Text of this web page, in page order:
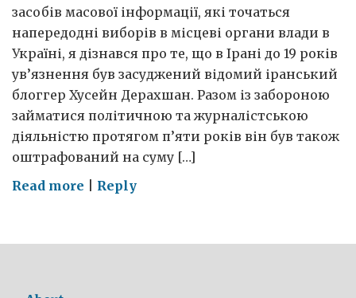
засобів масової інформації, які точаться
напередодні виборів в місцеві органи влади в
Україні, я дізнався про те, що в Ірані до 19 років
ув’язнення був засуджений відомий іранський
блоггер Хусейн Дерахшан. Разом із забороною
займатися політичною та журналістською
діяльністю протягом п’яти років він був також
оштрафований на суму […]
Read more on
–
Reply